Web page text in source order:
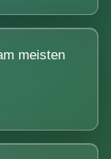
meisten